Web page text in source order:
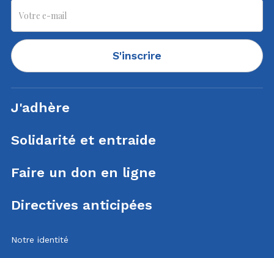
S'inscrire
J'adhère
Solidarité et entraide
Faire un don en ligne
Directives anticipées
Notre identité